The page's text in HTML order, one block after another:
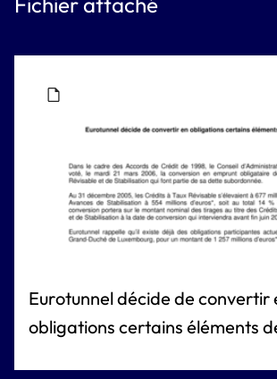
Eurotunnel décide de convertir
obligations certains éléments